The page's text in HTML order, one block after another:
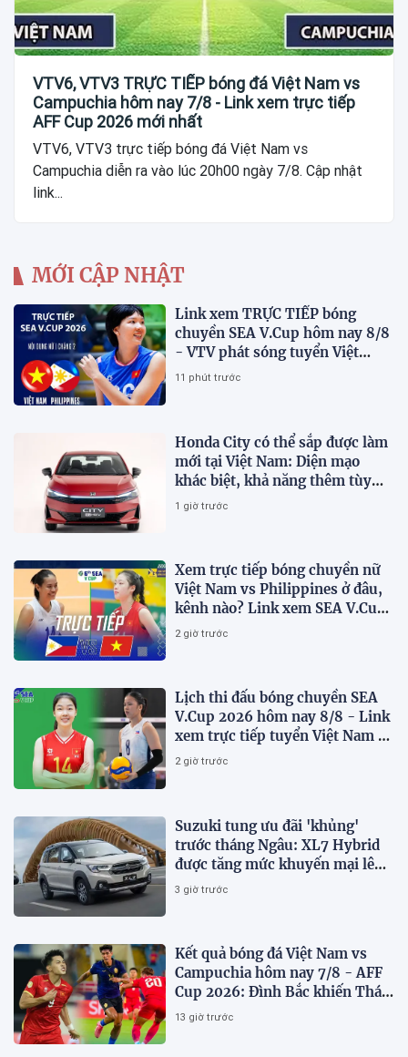
VTV6, VTV3 TRỰC TIẾP bóng đá Việt Nam vs
Campuchia hôm nay 7/8 - Link xem trực tiếp
AFF Cup 2026 mới nhất
VTV6, VTV3 trực tiếp bóng đá Việt Nam vs
Campuchia diễn ra vào lúc 20h00 ngày 7/8. Cập nhật
link...
MỚI CẬP NHẬT
Link xem TRỰC TIẾP bóng
chuyền SEA V.Cup hôm nay 8/8
- VTV phát sóng tuyển Việt
Nam đấu Philippines
11 phút trước
Honda City có thể sắp được làm
mới tại Việt Nam: Diện mạo
khác biệt, khả năng thêm tùy
chọn hybrid?
1 giờ trước
Xem trực tiếp bóng chuyền nữ
Việt Nam vs Philippines ở đâu,
kênh nào? Link xem SEA V.Cup
2026 mới nhất
2 giờ trước
Lịch thi đấu bóng chuyền SEA
V.Cup 2026 hôm nay 8/8 - Link
xem trực tiếp tuyển Việt Nam vs
Philippines
2 giờ trước
Suzuki tung ưu đãi 'khủng'
trước tháng Ngâu: XL7 Hybrid
được tăng mức khuyến mại lên
75 triệu đồng
3 giờ trước
Kết quả bóng đá Việt Nam vs
Campuchia hôm nay 7/8 - AFF
Cup 2026: Đình Bắc khiến Thái
Lan run sợ
13 giờ trước